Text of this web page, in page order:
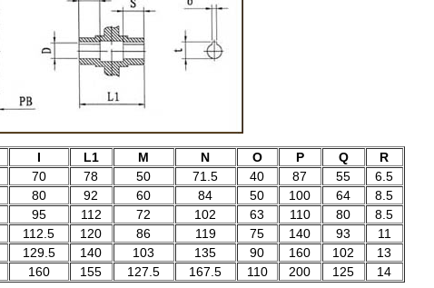
I L1 M N O P Q
R
70 78 50 71.5 40 87 55
6.5
80 92 60 84 50 100 64
8.5
95 112 72 102 63 110 80
8.5
112.5 120 86 119 75 140 93
11
129.5 140 103 135 90 160 102
13
160 155 127.5 167.5 110 200 125 14